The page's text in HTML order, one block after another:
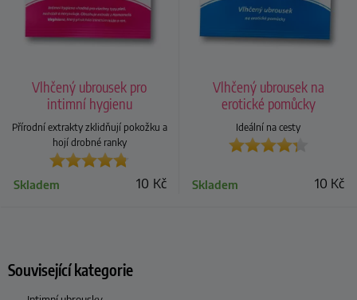
Vlhčený ubrousek pro
intimní hygienu
Přírodní extrakty zklidňují pokožku a
hojí drobné ranky
10 Kč
Skladem
Vlhčený ubrousek na
erotické pomůcky
Ideální na cesty
10 Kč
Skladem
Související kategorie